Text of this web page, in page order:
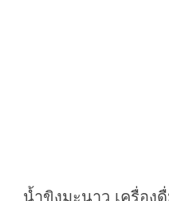
น้ำขิงมะนาว เครื่อง